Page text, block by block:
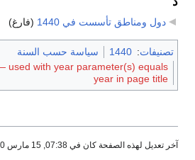
دول ومناطق تأسست في 1440 (فارغ)
تصنيفات:
1440
سياسة حسب السنة
used with year parameter(s) equals
year in page title
آخر تعديل لهذه الصفحة كان في 07:38, 15 مارس 2010.